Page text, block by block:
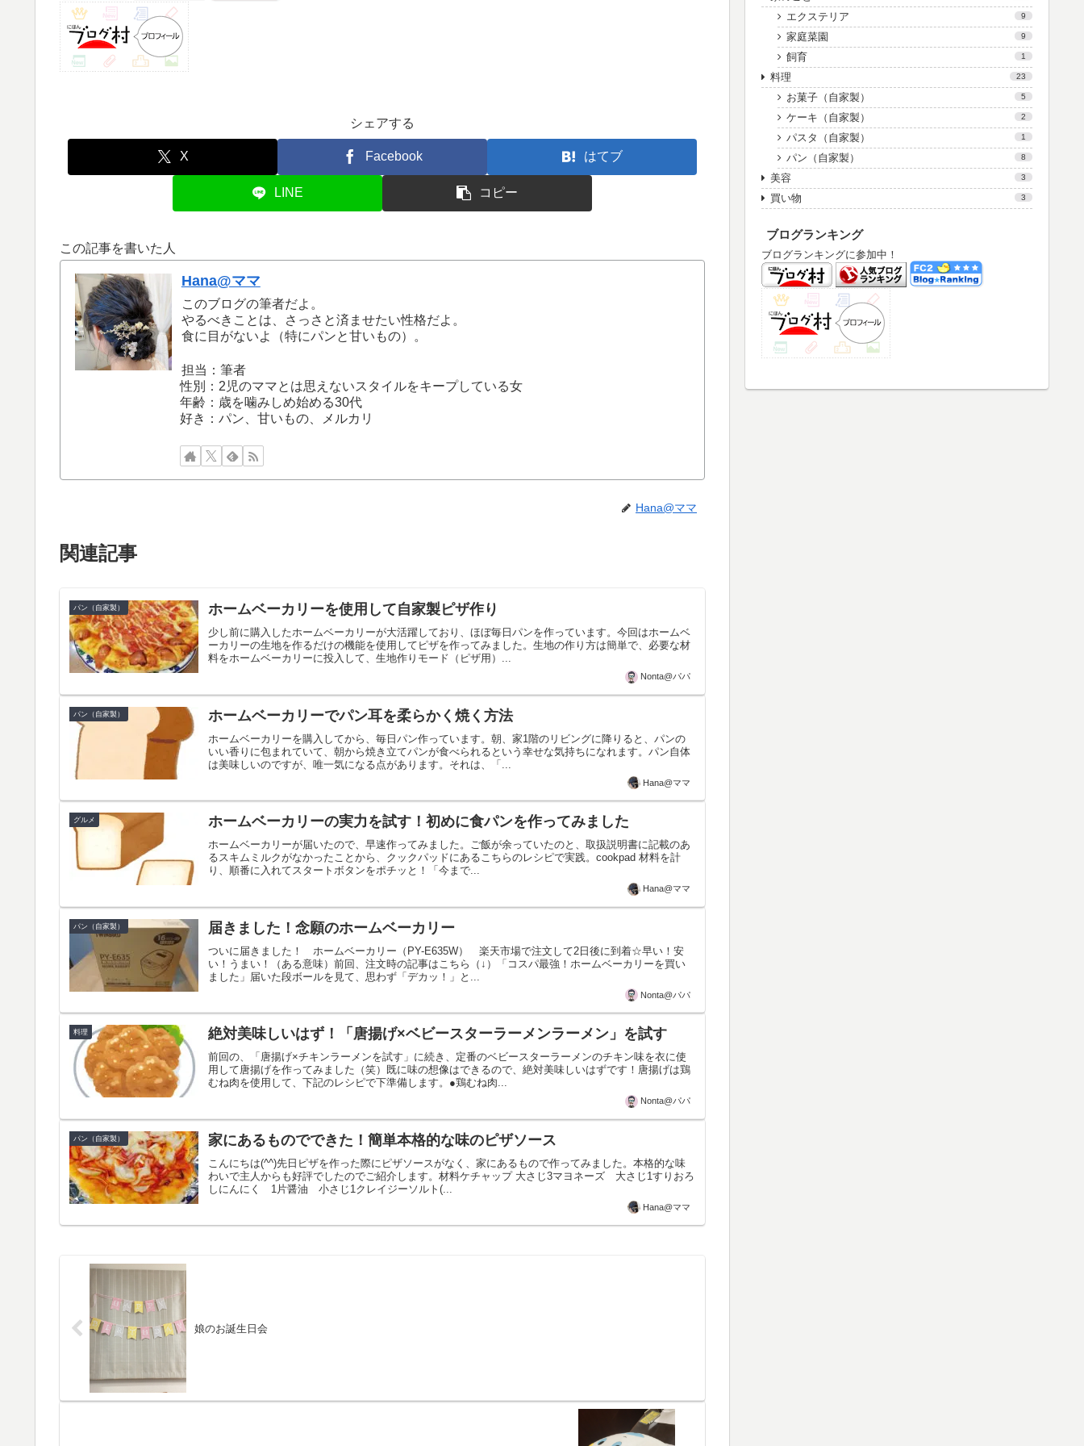
シェアする
X Facebook はてブ
LINE コピー
この記事を書いた人
Hana@ママ
このブログの筆者だよ。
やるべきことは、さっさと済ませたい性格だよ。
食に目がないよ（特にパンと甘いもの）。
担当：筆者
性別：2児のママとは思えないスタイルをキープしている女
年齢：歳を噛みしめ始める30代
好き：パン、甘いもの、メルカリ
Hana@ママ
関連記事
パン（自家製） ホームベーカリーを使用して自家製ピザ作り
少し前に購入したホームベーカリーが大活躍しており、ほぼ毎日パンを作っています。今回はホームベ
ーカリーの生地を作るだけの機能を使用してピザを作ってみました。生地の作り方は簡単で、必要な材
料をホームベーカリーに投入して、生地作りモード（ピザ用）...
Nonta@パパ
パン（自家製） ホームベーカリーでパン耳を柔らかく焼く方法
ホームベーカリーを購入してから、毎日パン作っています。朝、家1階のリビングに降りると、パンの
いい香りに包まれていて、朝から焼き立てパンが食べられるという幸せな気持ちになれます。パン自体
は美味しいのですが、唯一気になる点があります。それは、「...
Hana@ママ
グルメ ホームベーカリーの実力を試す！初めに食パンを作ってみました
ホームベーカリーが届いたので、早速作ってみました。ご飯が余っていたのと、取扱説明書に記載のあ
るスキムミルクがなかったことから、クックパッドにあるこちらのレシピで実践。cookpad 材料を計
り、順番に入れてスタートボタンをポチッと！「今まで...
Hana@ママ
パン（自家製） 届きました！念願のホームベーカリー
ついに届きました！ ホームベーカリー（PY-E635W） 楽天市場で注文して2日後に到着☆早い！安
い！うまい！（ある意味）前回、注文時の記事はこちら（↓）「コスパ最強！ホームベーカリーを買い
ました」届いた段ボールを見て、思わず「デカッ！」と...
Nonta@パパ
料理 絶対美味しいはず！「唐揚げ×ベビースターラーメンラーメン」を試す
前回の、「唐揚げ×チキンラーメンを試す」に続き、定番のベビースターラーメンのチキン味を衣に使
用して唐揚げを作ってみました（笑）既に味の想像はできるので、絶対美味しいはずです！唐揚げは鶏
むね肉を使用して、下記のレシピで下準備します。●鶏むね肉...
Nonta@パパ
パン（自家製） 家にあるものでできた！簡単本格的な味のピザソース
こんにちは(^^)先日ピザを作った際にピザソースがなく、家にあるもので作ってみました。本格的な味
わいで主人からも好評でしたのでご紹介します。材料ケチャップ 大さじ3マヨネーズ 大さじ1すりおろ
しにんにく 1片醤油 小さじ1クレイジーソルト(...
Hana@ママ
娘のお誕生日会
エクステリア 9
家庭菜園 9
飼育 1
料理 23
お菓子（自家製） 5
ケーキ（自家製） 2
パスタ（自家製） 1
パン（自家製） 8
美容 3
買い物 3
ブログランキング
ブログランキングに参加中！